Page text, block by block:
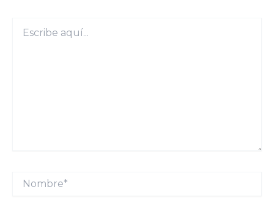
aquí...
Nombre*